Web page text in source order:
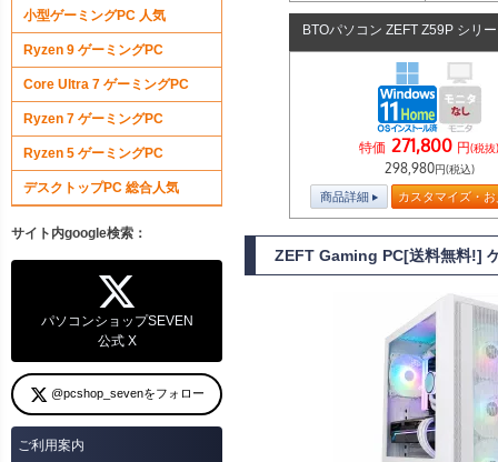
BTOパソコン ZEFT Z59P シリ
特価 271,800 円(税抜
298,980円(税込)
商品詳細 カスタマイズ・
ZEFT Gaming PC[送料無料!]
小型ゲーミングPC 人気
Ryzen 9 ゲーミングPC
Core Ultra 7 ゲーミングPC
Ryzen 7 ゲーミングPC
Ryzen 5 ゲーミングPC
デスクトップPC 総合人気
サイト内google検索：
パソコンショップSEVEN
公式 X
@pcshop_sevenをフォロー
ご利用案内